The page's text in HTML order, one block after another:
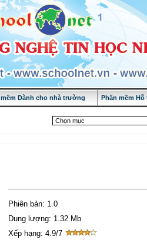
mềm Dành cho nhà trường Phần mềm
Phiên bản: 1.0
Dung lượng: 1.32 Mb
Xếp hạng: 4.9/7